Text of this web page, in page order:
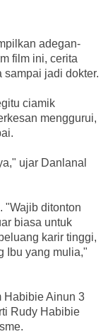
adegan-
film ini, cerita
sampai jadi dokter.
ciamik
menggurui,
ujar Danlanal
"Wajib ditonton
biasa untuk
karir tinggi,
Ibu yang mulia,"
Habibie Ainun 3
Rudy Habibie